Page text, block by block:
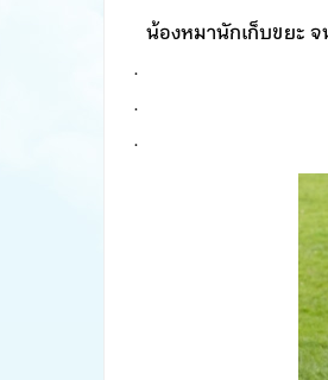
น้องหมานักเก็บขยะ
.
.
.